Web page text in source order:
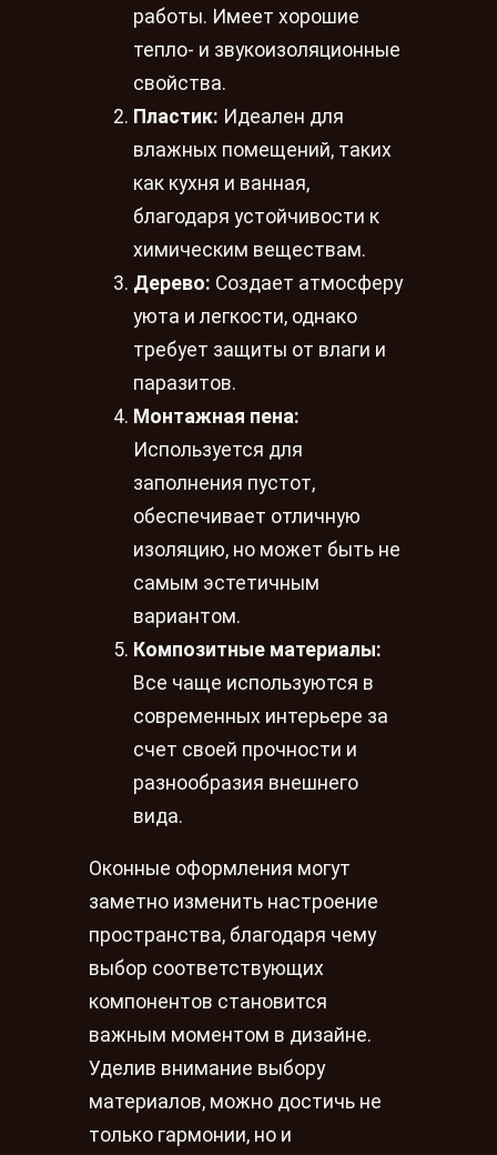
работы. Имеет хорошие
тепло- и звукоизоляционные
свойства.
Пластик: Идеален для
влажных помещений, таких
как кухня и ванная,
благодаря устойчивости к
химическим веществам.
Дерево: Создает атмосферу
уюта и легкости, однако
требует защиты от влаги и
паразитов.
Монтажная пена:
Используется для
заполнения пустот,
обеспечивает отличную
изоляцию, но может быть не
самым эстетичным
вариантом.
Композитные материалы:
Все чаще используются в
современных интерьере за
счет своей прочности и
разнообразия внешнего
вида.
Оконные оформления могут
заметно изменить настроение
пространства, благодаря чему
выбор соответствующих
компонентов становится
важным моментом в дизайне.
Уделив внимание выбору
материалов, можно достичь не
только гармонии, но и